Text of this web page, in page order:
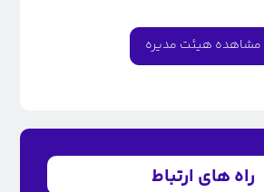
مشاهده هیئت مدیره
راه های ارتباط